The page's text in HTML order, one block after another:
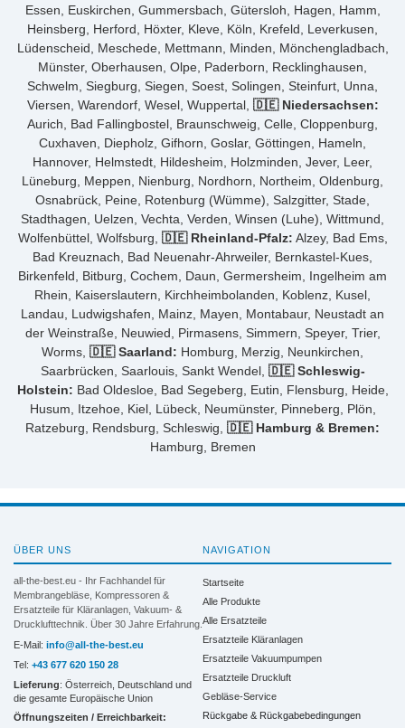
Essen, Euskirchen, Gummersbach, Gütersloh, Hagen, Hamm,
Heinsberg, Herford, Höxter, Kleve, Köln, Krefeld, Leverkusen,
Lüdenscheid, Meschede, Mettmann, Minden, Mönchengladbach,
Münster, Oberhausen, Olpe, Paderborn, Recklinghausen,
Schwelm, Siegburg, Siegen, Soest, Solingen, Steinfurt, Unna,
Viersen, Warendorf, Wesel, Wuppertal, 🇩🇪 Niedersachsen:
Aurich, Bad Fallingbostel, Braunschweig, Celle, Cloppenburg,
Cuxhaven, Diepholz, Gifhorn, Goslar, Göttingen, Hameln,
Hannover, Helmstedt, Hildesheim, Holzminden, Jever, Leer,
Lüneburg, Meppen, Nienburg, Nordhorn, Northeim, Oldenburg,
Osnabrück, Peine, Rotenburg (Wümme), Salzgitter, Stade,
Stadthagen, Uelzen, Vechta, Verden, Winsen (Luhe), Wittmund,
Wolfenbüttel, Wolfsburg, 🇩🇪 Rheinland-Pfalz: Alzey, Bad Ems,
Bad Kreuznach, Bad Neuenahr-Ahrweiler, Bernkastel-Kues,
Birkenfeld, Bitburg, Cochem, Daun, Germersheim, Ingelheim am
Rhein, Kaiserslautern, Kirchheimbolanden, Koblenz, Kusel,
Landau, Ludwigshafen, Mainz, Mayen, Montabaur, Neustadt an
der Weinstraße, Neuwied, Pirmasens, Simmern, Speyer, Trier,
Worms, 🇩🇪 Saarland: Homburg, Merzig, Neunkirchen,
Saarbrücken, Saarlouis, Sankt Wendel, 🇩🇪 Schleswig-
Holstein: Bad Oldesloe, Bad Segeberg, Eutin, Flensburg, Heide,
Husum, Itzehoe, Kiel, Lübeck, Neumünster, Pinneberg, Plön,
Ratzeburg, Rendsburg, Schleswig, 🇩🇪 Hamburg & Bremen:
Hamburg, Bremen
ÜBER UNS
all-the-best.eu - Ihr Fachhandel für
Membrangebläse, Kompressoren &
Ersatzteile für Kläranlagen, Vakuum- &
Drucklufttechnik. Über 30 Jahre Erfahrung.
E-Mail: info@all-the-best.eu
Tel: +43 677 620 150 28
Lieferung: Österreich, Deutschland und
die gesamte Europäische Union
Öffnungszeiten / Erreichbarkeit:
NAVIGATION
Startseite
Alle Produkte
Alle Ersatzteile
Ersatzteile Kläranlagen
Ersatzteile Vakuumpumpen
Ersatzteile Druckluft
Gebläse-Service
Rückgabe & Rückgabebedingungen